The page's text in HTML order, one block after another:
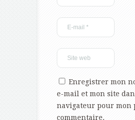
Enregistrer mon
e-mail et mon site
navigateur pour mon
commentaire.